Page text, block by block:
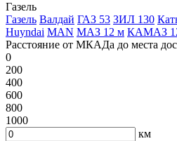
Газель
Газель Валдай ГАЗ 53 ЗИЛ 130
Huyndai MAN МАЗ 12 м КАМАЗ
Расстояние от МКАДа до места
0
200
400
600
800
1000
км